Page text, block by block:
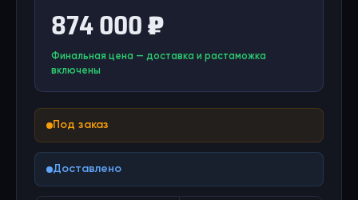
874 000 ₽
Финальная цена — доставка и растаможка
включены
Под заказ
Доставлено